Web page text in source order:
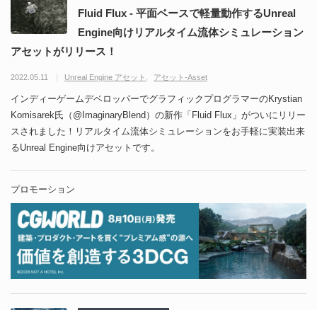
Fluid Flux - 平面ベースで軽量動作するUnreal
Engine向けリアルタイム流体シミュレーション
アセットがリリース！
2022.05.11 Unreal Engine アセット アセット-Asset
インディーゲームデベロッパーでグラフィックプログラマーのKrystian
Komisarek氏（@ImaginaryBlend）の新作「Fluid Flux」がついにリリー
スされました！リアルタイム流体シミュレーションをお手軽に実装出来
るUnreal Engine向けアセットです。
プロモーション